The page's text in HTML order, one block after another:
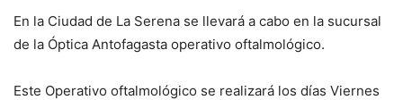
En la Ciudad de La Serena se llevará a cabo en la sucursal
de la Óptica Antofagasta operativo oftalmológico.
Este Operativo oftalmológico se realizará los días Viernes